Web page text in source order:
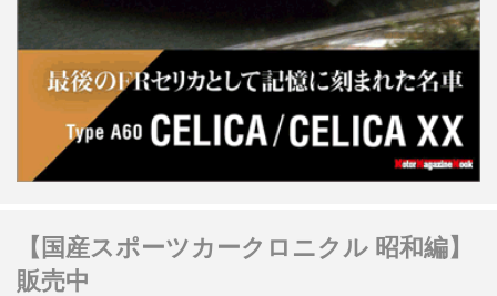
【国産スポーツカークロニクル 昭和編】
販売中